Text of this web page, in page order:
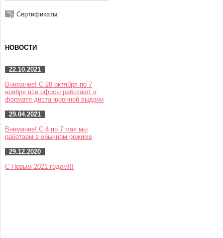
Сертификаты
НОВОСТИ
22.10.2021
Внимание! С 28 октября по 7
ноября все офисы работают в
формате дистанционной выдачи
29.04.2021
Внимание! С 4 по 7 мая мы
работаем в обычном режиме
29.12.2020
С Новым 2021 годом!!!